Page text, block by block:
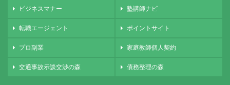
ビジネスマナー 塾講師ナビ
転職エージェント ポイントサイト
プロ副業 家庭教師個人契約
交通事故示談交渉の森 債務整理の森